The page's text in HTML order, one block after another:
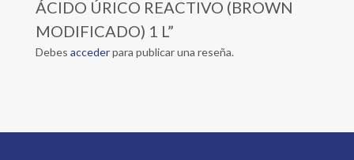
ÁCIDO ÚRICO REACTIVO (BROWN
MODIFICADO) 1 L”
Debes accederpara publicar una reseña.